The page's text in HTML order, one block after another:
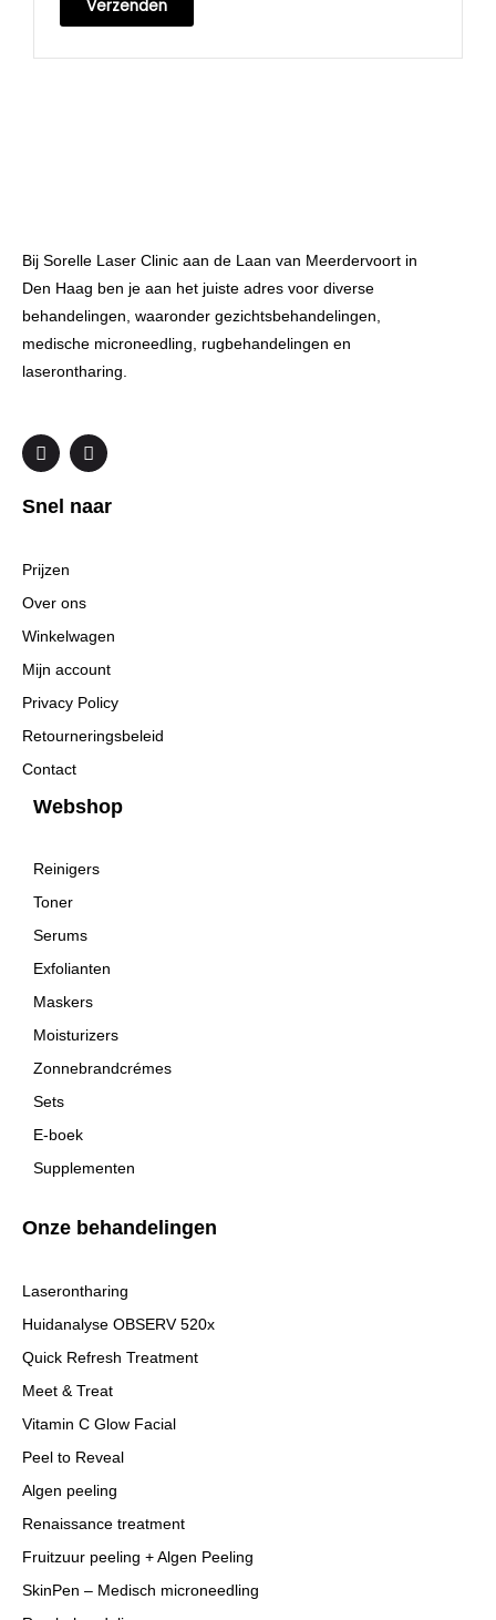
Bij Sorelle Laser Clinic aan de Laan van Meerdervoort in
Den Haag ben je aan het juiste adres voor diverse
behandelingen, waaronder gezichtsbehandelingen,
medische microneedling, rugbehandelingen en
laserontharing.
F
a
c
e
b
k
I
n
s
t
a
Snel naar
Prijzen
Over ons
Winkelwagen
Mijn account
Privacy Policy
Retourneringsbeleid
Contact
Webshop
Reinigers
Toner
Serums
Exfolianten
Maskers
Moisturizers
Zonnebrandcrémes
Sets
E-boek
Supplementen
Onze behandelingen
Laserontharing
Huidanalyse OBSERV 520x
Quick Refresh Treatment
Meet & Treat
Vitamin C Glow Facial
Peel to Reveal
Algen peeling
Renaissance treatment
Fruitzuur peeling + Algen Peeling
SkinPen – Medisch microneedling